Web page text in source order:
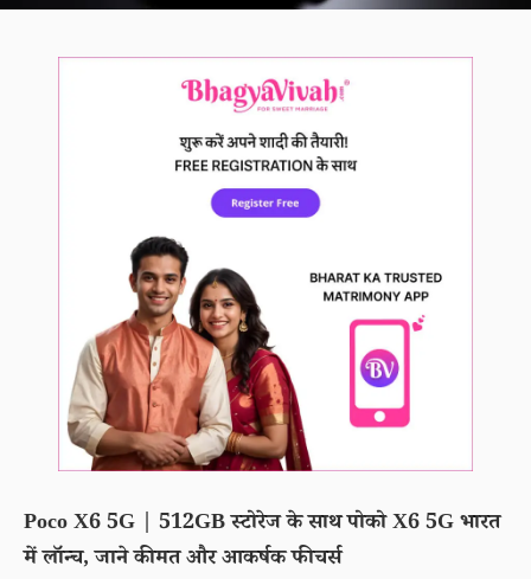
Poco X6 5G | 512GB स्टोरेज के साथ पोको X6 5G भारत
में लॉन्च, जाने कीमत और आकर्षक फीचर्स